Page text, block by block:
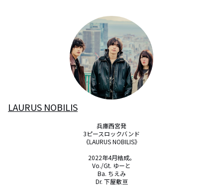
LAURUS NOBILIS
兵庫西宮発
3ピースロックバンド
《LAURUS NOBILIS》
2022年4月結成。
Vo./Gt. ゆーと
Ba. ちえみ
Dr. 下屋敷亘